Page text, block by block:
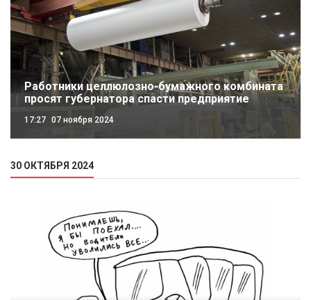
Работники целлюлозно-бумажного комбината
просят губернатора спасти предприятие
17:27 07 ноября 2024
30 ОКТЯБРЯ 2024